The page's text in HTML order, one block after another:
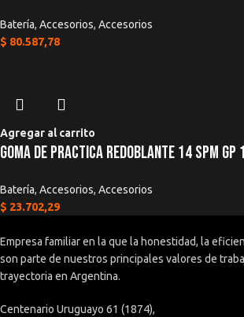
Batería, Accesorios, Accesorios
$ 80.587,78
Agregar al carrito
Goma De Practica Redoblante 14 SPM GP
Batería, Accesorios, Accesorios
$ 23.702,29
Empresa familiar en la que la honestidad, la
son parte de nuestros principales valores de
trayectoria en Argentina.
Centenario Uruguayo 61 (1874),